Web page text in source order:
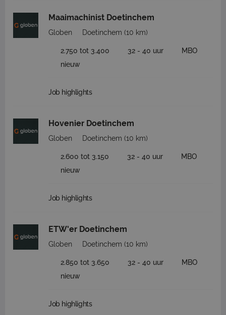
Maaimachinist Doetinchem
Globen Doetinchem (10 km)
2.750 tot 3.400 32 - 40 uur
MBO
nieuw
Job highlights
Hovenier Doetinchem
Globen Doetinchem (10 km)
2.600 tot 3.150 32 - 40 uur
MBO
nieuw
Job highlights
ETW'er Doetinchem
Globen Doetinchem (10 km)
2.850 tot 3.650 32 - 40 uur
MBO
nieuw
Job highlights